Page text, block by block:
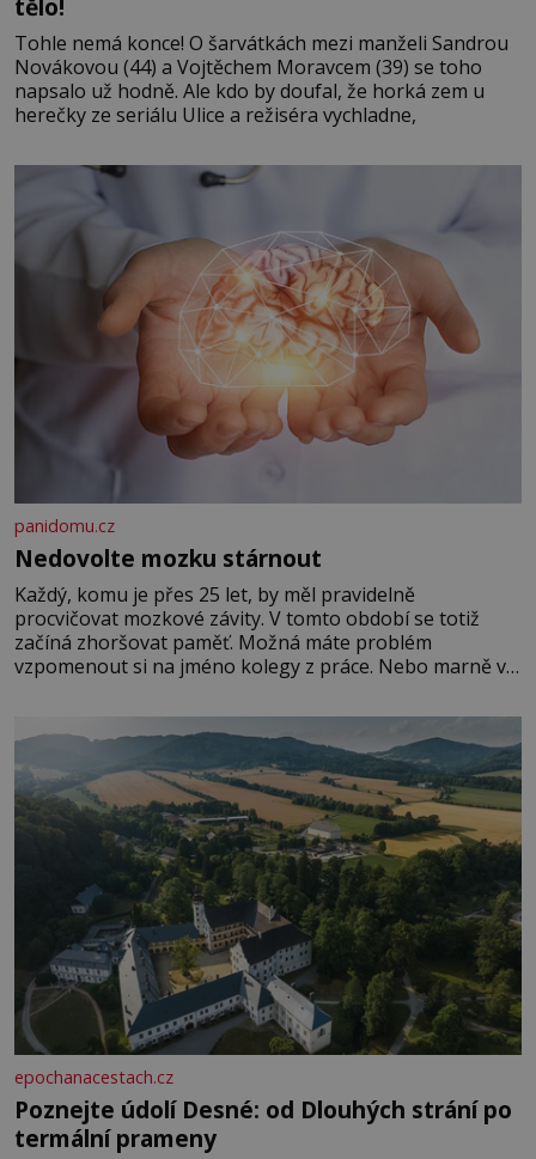
tělo!
Tohle nemá konce! O šarvátkách mezi manželi Sandrou
Novákovou (44) a Vojtěchem Moravcem (39) se toho
napsalo už hodně. Ale kdo by doufal, že horká zem u
herečky ze seriálu Ulice a režiséra vychladne,
panidomu.cz
Nedovolte mozku stárnout
Každý, komu je přes 25 let, by měl pravidelně
procvičovat mozkové závity. V tomto období se totiž
začíná zhoršovat paměť. Možná máte problém
vzpomenout si na jméno kolegy z práce. Nebo marně v
Je to opravdu tak, s věkem jako kdyby se paměť
rozhodla stávkovat. Cvičte
epochanacestach.cz
Poznejte údolí Desné: od Dlouhých strání po
termální prameny